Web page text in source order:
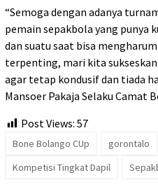
“Semoga dengan adanya
pemain sepakbola yang punya
dan suatu saat bisa
terpenting, mari kita
agar tetap kondusif dan tiada
Mansoer Pakaja Selaku Camat
Post Views: 57
Bone Bolango CUp gorontalo
Kompetisi Tingkat Dapil